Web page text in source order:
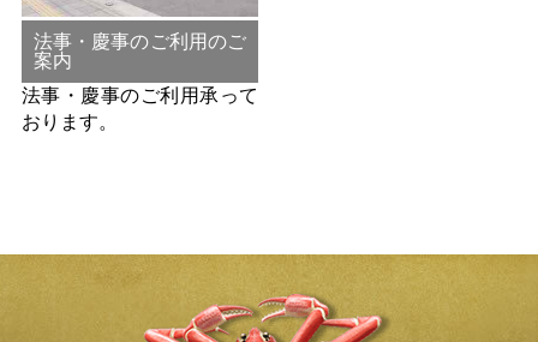
法事・慶事のご利用のご
案内
法事・慶事のご利用承って
おります。